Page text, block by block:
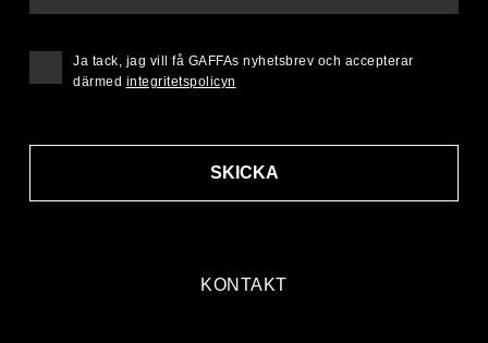
KONTAKT
SKICKA
Ja tack, jag vill få GAFFAs nyhetsbrev och accepterar
därmed integritetspolicyn